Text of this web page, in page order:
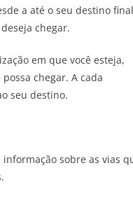
a até o seu destino
chegar.
em que você esteja,
chegar. A cada
seu destino.
sobre as vias